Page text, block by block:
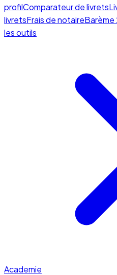
profilComparateur de livrets
livretsFrais de notaire
les outils
Academie